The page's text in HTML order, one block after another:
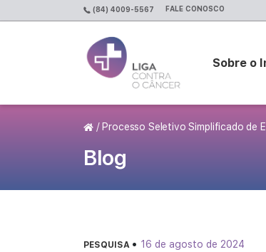
(84) 4009-5567 FALE CONOSCO
Sobre o
Página Inicial
/ Processo Seletivo Simplificado de
Blog
PESQUISA • 16 de agosto de 2024